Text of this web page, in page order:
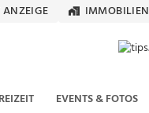
IMMOBILIEN
EVENTS & FOTOS